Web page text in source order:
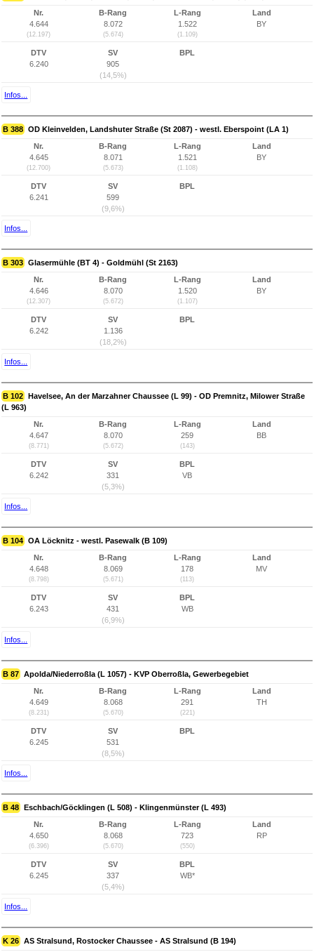
Nr.
4.644
(12.197)
B-Rang
8.072
(5.674)
L-Rang
1.522
(1.109)
Land
BY
DTV
6.240
SV
905
(14,5%)
BPL
Infos...
B 388 OD Kleinvelden, Landshuter Straße (St 2087) - westl. Eberspoint (LA 1)
Nr.
4.645
(12.700)
B-Rang
8.071
(5.673)
L-Rang
1.521
(1.108)
Land
BY
DTV
6.241
SV
599
(9,6%)
BPL
Infos...
B 303 Glasermühle (BT 4) - Goldmühl (St 2163)
Nr.
4.646
(12.307)
B-Rang
8.070
(5.672)
L-Rang
1.520
(1.107)
Land
BY
DTV
6.242
SV
1.136
(18,2%)
BPL
Infos...
B 102 Havelsee, An der Marzahner Chaussee (L 99) - OD Premnitz, Milower Straße
(L 963)
Nr.
4.647
(8.771)
B-Rang
8.070
(5.672)
L-Rang
259
(143)
Land
BB
DTV
6.242
SV
331
(5,3%)
BPL
VB
Infos...
B 104 OA Löcknitz - westl. Pasewalk (B 109)
Nr.
4.648
(8.798)
B-Rang
8.069
(5.671)
L-Rang
178
(113)
Land
MV
DTV
6.243
SV
431
(6,9%)
BPL
WB
Infos...
B 87 Apolda/Niederroßla (L 1057) - KVP Oberroßla, Gewerbegebiet
Nr.
4.649
(8.231)
B-Rang
8.068
(5.670)
L-Rang
291
(221)
Land
TH
DTV
6.245
SV
531
(8,5%)
BPL
Infos...
B 48 Eschbach/Göcklingen (L 508) - Klingenmünster (L 493)
Nr.
4.650
(6.396)
B-Rang
8.068
(5.670)
L-Rang
723
(550)
Land
RP
DTV
6.245
SV
337
(5,4%)
BPL
WB*
Infos...
K 26 AS Stralsund, Rostocker Chaussee - AS Stralsund (B 194)